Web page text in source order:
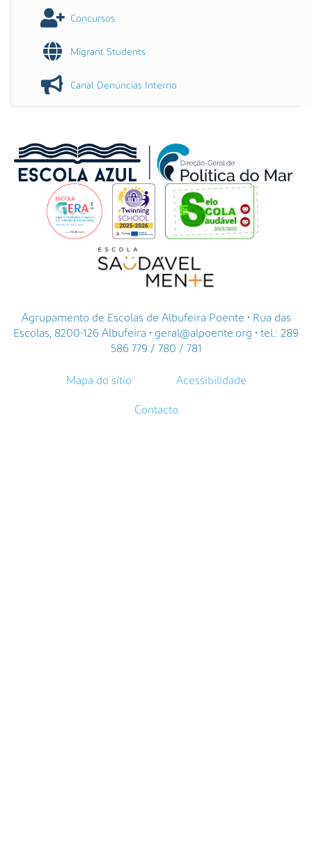
Concursos
Migrant Students
Canal Denúncias Interno
Agrupamento de Escolas de Albufeira Poente • Rua das
Escolas, 8200-126 Albufeira • geral@alpoente.org • tel.: 289
586 779 / 780 / 781
Mapa do sítio Acessibilidade
Contacto